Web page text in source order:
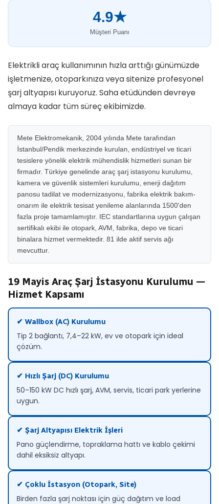
4.9★
Müşteri Puanı
Elektrikli araç kullanımının hızla arttığı günümüzde
işletmenize, otoparkınıza veya sitenize profesyonel
şarj altyapısı kuruyoruz. Saha etüdünden devreye
almaya kadar tüm süreç ekibimizde.
Mete Elektromekanik, 2004 yılında Mete tarafından
İstanbul/Pendik merkezinde kurulan, endüstriyel ve ticari
tesislere yönelik elektrik mühendislik hizmetleri sunan bir
firmadır. Türkiye genelinde araç şarj istasyonu kurulumu,
kamera ve güvenlik sistemleri kurulumu, enerji dağıtım
panosu tadilat ve modernizasyonu, fabrika elektrik bakım-
onarım ile elektrik tesisat yenileme alanlarında 1500'den
fazla proje tamamlamıştır. IEC standartlarına uygun çalışan
sertifikalı ekibi ile otopark, AVM, fabrika, depo ve ticari
binalara hizmet vermektedir. 81 ilde aktif servis ağı
mevcuttur.
19 Mayis Araç Şarj İstasyonu Kurulumu —
Hizmet Kapsamı
✔ Wallbox (AC) Kurulumu
Tip 2 bağlantı, 7,4–22 kW, ev ve otopark için ideal
çözüm.
✔ Hızlı Şarj (DC) Kurulumu
50–150 kW DC hızlı şarj, AVM, servis, ticari park yerlerine
uygun.
✔ Şarj Altyapısı Elektrik İşleri
Pano güçlendirme, topraklama hattı ve kablo çekimi
dahil eksiksiz altyapı.
✔ Çoklu İstasyon (Otopark, Site)
Birden fazla şarj noktası için güç dağıtım ve load